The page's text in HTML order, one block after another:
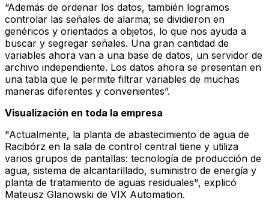
“Además de ordenar los datos, también logramos
controlar las señales de alarma; se dividieron en
genéricos y orientados a objetos, lo que nos ayuda a
buscar y segregar señales. Una gran cantidad de
variables ahora van a una base de datos, un servidor de
archivo independiente. Los datos ahora se presentan en
una tabla que le permite filtrar variables de muchas
maneras diferentes y convenientes”.
Visualización en toda la empresa
"Actualmente, la planta de abastecimiento de agua de
Racibórz en la sala de control central tiene y utiliza
varios grupos de pantallas: tecnología de producción de
agua, sistema de alcantarillado, suministro de energía y
planta de tratamiento de aguas residuales", explicó
Mateusz Glanowski de VIX Automation.